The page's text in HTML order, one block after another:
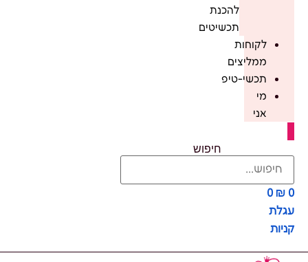
להכנת
תכשיטים
לקוחות
ממליצים
תכשי-טיפ
מי
אני
חיפוש
₪ 0
0
עגלת
קניות